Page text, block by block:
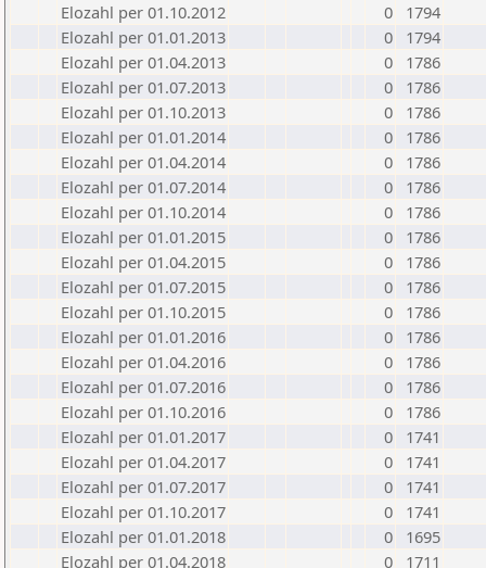
Elozahl per 01.10.2012
0
1794
Elozahl per 01.01.2013
0
1794
Elozahl per 01.04.2013
0
1786
Elozahl per 01.07.2013
0
1786
Elozahl per 01.10.2013
0
1786
Elozahl per 01.01.2014
0
1786
Elozahl per 01.04.2014
0
1786
Elozahl per 01.07.2014
0
1786
Elozahl per 01.10.2014
0
1786
Elozahl per 01.01.2015
0
1786
Elozahl per 01.04.2015
0
1786
Elozahl per 01.07.2015
0
1786
Elozahl per 01.10.2015
0
1786
Elozahl per 01.01.2016
0
1786
Elozahl per 01.04.2016
0
1786
Elozahl per 01.07.2016
0
1786
Elozahl per 01.10.2016
0
1786
Elozahl per 01.01.2017
0
1741
Elozahl per 01.04.2017
0
1741
Elozahl per 01.07.2017
0
1741
Elozahl per 01.10.2017
0
1741
Elozahl per 01.01.2018
0
1695
Elozahl per 01.04.2018
0
1711